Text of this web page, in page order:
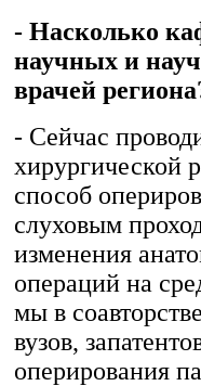
- Насколько
научных и
врачей
- Сейчас
хирургической
способ
слуховым
изменения
операций на
мы в
вузов,
оперирования